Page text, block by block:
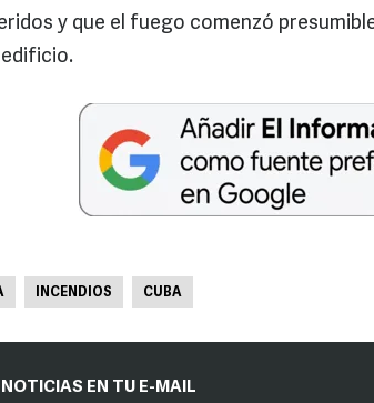
y que el fuego comenzó
INCENDIOS CUBA
EN TU E-MAIL